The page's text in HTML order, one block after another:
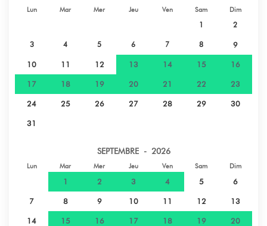
Lun Mar Mer Jeu Ven Sam Dim
1 2
3 4 5 6 7 8 9
10 11 12 13 14 15 16
17 18 19 20 21 22 23
24 25 26 27 28 29 30
31
SEPTEMBRE - 2026
Lun Mar Mer Jeu Ven Sam Dim
1 2 3 4 5 6
7 8 9 10 11 12 13
14 15 16 17 18 19 20